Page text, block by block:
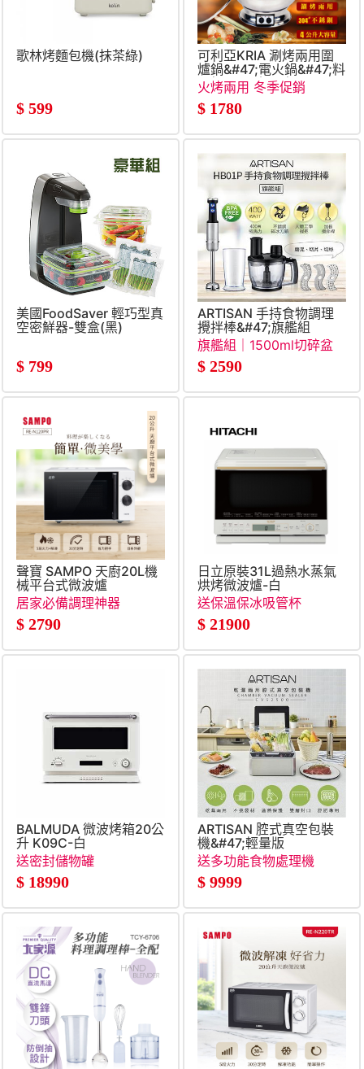
歌林烤麵包機(抹茶綠)
$ 599
可利亞KRIA 涮烤兩用圍
爐鍋&#47;電火鍋&#47;料
理鍋&#47;調理鍋&#47;電
烤爐&#47;火烤兩用鍋
&#47;烤肉爐
火烤兩用 冬季促銷
$ 1780
美國FoodSaver 輕巧型真
空密鮮器-雙盒(黑)
$ 799
ARTISAN 手持食物調理
攪拌棒&#47;旗艦組
旗艦組｜1500ml切碎盆
$ 2590
聲寶 SAMPO 天廚20L機
械平台式微波爐
居家必備調理神器
$ 2790
日立原裝31L過熱水蒸氣
烘烤微波爐-白
送保溫保冰吸管杯
$ 21900
BALMUDA 微波烤箱20公
升 K09C-白
送密封儲物罐
$ 18990
ARTISAN 腔式真空包裝
機&#47;輕量版
送多功能食物處理機
$ 9999